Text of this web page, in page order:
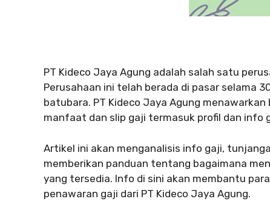
PT Kideco Jaya Agung adalah salah satu
Perusahaan ini telah berada di pasar selama
batubara. PT Kideco Jaya Agung
manfaat dan slip gaji termasuk profil dan info
Artikel ini akan menganalisis info gaji,
memberikan panduan tentang bagaimana
yang tersedia. Info di sini akan membantu
penawaran gaji dari PT Kideco Jaya Agung.